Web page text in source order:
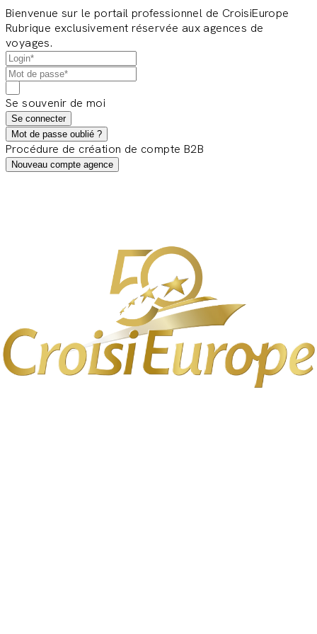
Bienvenue sur le portail professionnel de CroisiEurope
Rubrique exclusivement réservée aux agences de
voyages.
Se souvenir de moi
Se connecter
Mot de passe oublié ?
Procédure de création de compte B2B
Nouveau compte agence